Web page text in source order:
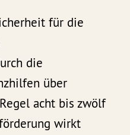
für die
die
über
acht bis zwölf
wirkt